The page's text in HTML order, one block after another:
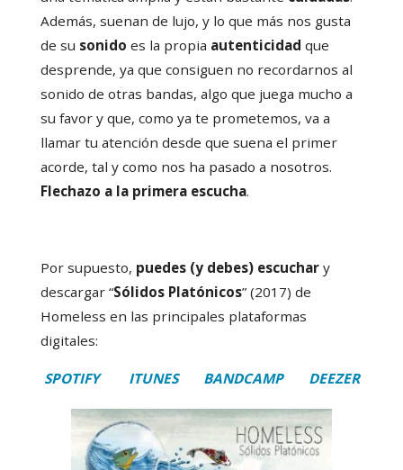
Además, suenan de lujo, y lo que más nos gusta
de su sonido es la propia autenticidad que
desprende, ya que consiguen no recordarnos al
sonido de otras bandas, algo que juega mucho a
su favor y que, como ya te prometemos, va a
llamar tu atención desde que suena el primer
acorde, tal y como nos ha pasado a nosotros.
Flechazo a la primera escucha.
Por supuesto, puedes (y debes) escuchary
descargar “Sólidos Platónicos” (2017) de
Homeless en las principales plataformas
digitales:
SPOTIFY ITUNES BANDCAMP DEEZER